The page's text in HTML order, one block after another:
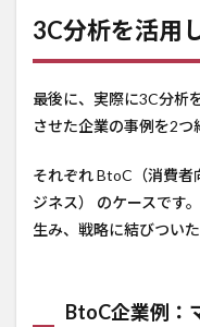
3C分析を活用
最後に、実際に3C分析
させた企業の事例を2つ
それぞれ BtoC（消費者
ジネス） のケースです
生み、戦略に結びつい
BtoC企業例：